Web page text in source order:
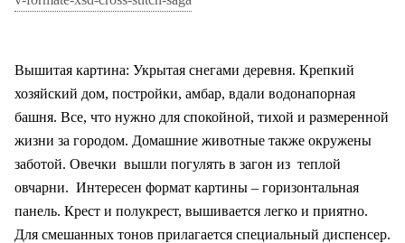
Вышитая картина: Укрытая снегами деревня. Крепкий
хозяйский дом, постройки, амбар, вдали водонапорная
башня. Все, что нужно для спокойной, тихой и размеренной
жизни за городом. Домашние животные также окружены
заботой. Овечки вышли погулять в загон из теплой
овчарни. Интересен формат картины – горизонтальная
панель. Крест и полукрест, вышивается легко и приятно.
Для смешанных тонов прилагается специальный диспенсер.